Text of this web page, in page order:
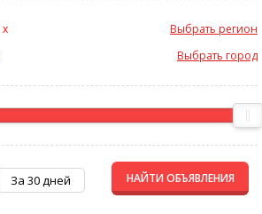
Выбрать регион
x
Выбрать город
За 30 дней НАЙТИ ОБЪЯВЛЕНИЯ